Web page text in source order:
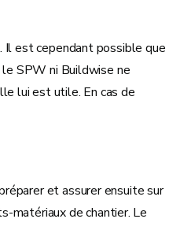
Il est cependant possible que
le SPW ni Buildwise ne
lui est utile. En cas de
et assurer ensuite sur
matériaux de chantier. Le